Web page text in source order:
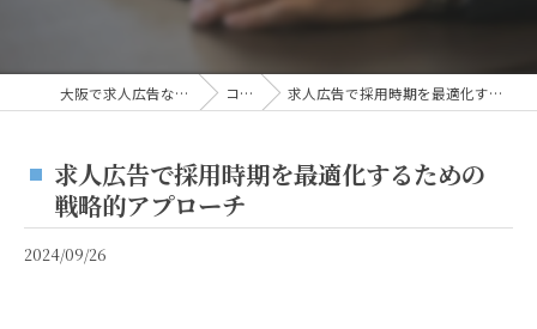
大阪で求人広告なら株式会社AOA コラム 求人広告で採用時期を最適化するための戦略的アプローチ
求人広告で採用時期を最適化するための
戦略的アプローチ
2024/09/26